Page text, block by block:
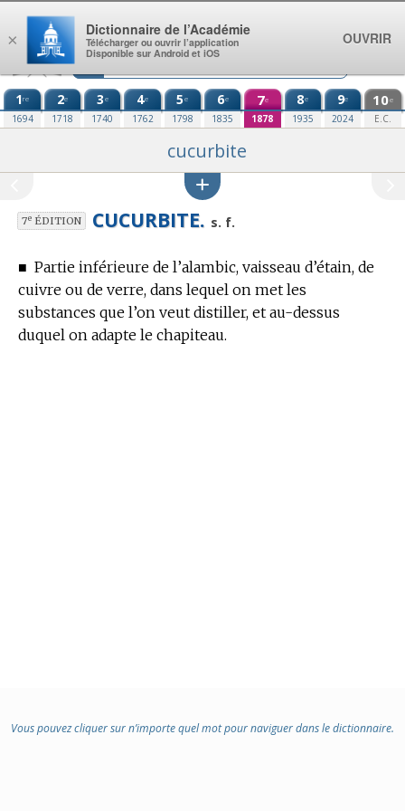
Aller au contenu
1re
1694
2e
1718
3e
1740
4e
1762
5e
1798
6e
1835
7e
1878
8e
1935
9e
2024
10e
E.C.
cucurbite
7eÉDITION CUCURBITE. s. f.
■ Partie inférieure de l’alambic, vaisseau d’étain, de
cuivre ou de verre, dans lequel on met les
substances que l’on veut distiller, et au-dessus
duquel on adapte le chapiteau.
Vous pouvez cliquer sur n’importe quel mot pour naviguer dans le dictionnaire.
×
Dictionnaire de l’Académie
Télécharger ou ouvrir l’application
Disponible sur Android et iOS
OUVRIR